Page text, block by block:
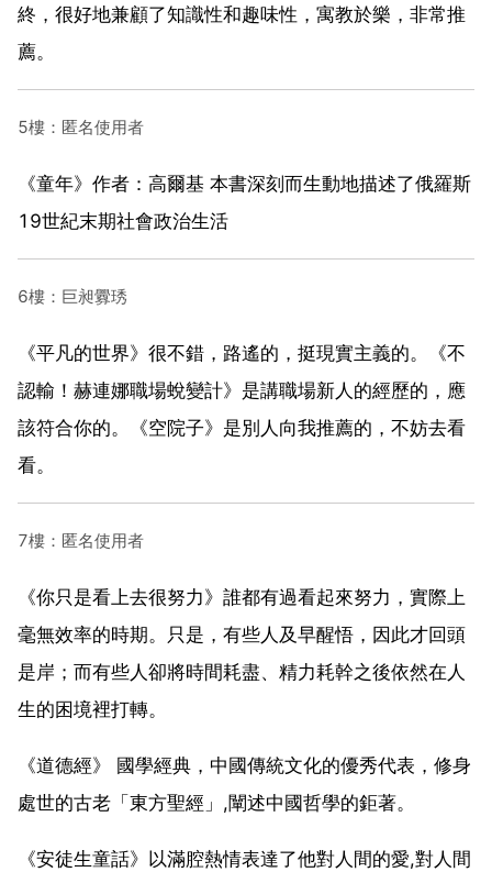
終，很好地兼顧了知識性和趣味性，寓教於樂，非常推
薦。
5樓：匿名使用者
《童年》作者：高爾基 本書深刻而生動地描述了俄羅斯
19世紀末期社會政治生活
6樓：巨昶釁琇
《平凡的世界》很不錯，路遙的，挺現實主義的。《不
認輸！赫連娜職場蛻變計》是講職場新人的經歷的，應
該符合你的。《空院子》是別人向我推薦的，不妨去看
看。
7樓：匿名使用者
《你只是看上去很努力》誰都有過看起來努力，實際上
毫無效率的時期。只是，有些人及早醒悟，因此才回頭
是岸；而有些人卻將時間耗盡、精力耗幹之後依然在人
生的困境裡打轉。
《道德經》 國學經典，中國傳統文化的優秀代表，修身
處世的古老「東方聖經」,闡述中國哲學的鉅著。
《安徒生童話》以滿腔熱情表達了他對人間的愛,對人間